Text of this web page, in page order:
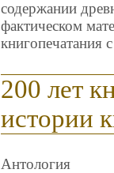
содержании
фактическом
книгопечатания
200 лет
истории
Антология